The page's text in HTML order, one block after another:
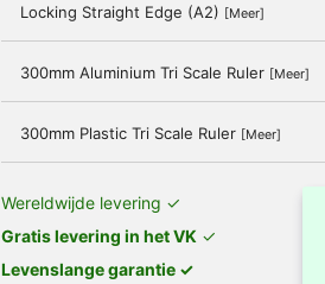
Locking Straight Edge (A2) [Meer]
300mm Aluminium Tri Scale Ruler [Meer]
300mm Plastic Tri Scale Ruler [Meer]
Wereldwijde levering ✓
Gratis levering in het VK ✓
Levenslange garantie ✓